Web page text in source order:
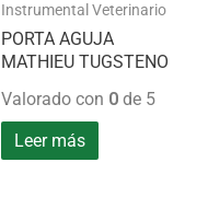
Instrumental Veterinario
PORTA AGUJA
MATHIEU TUGSTENO
Valorado con 0de 5
Leer más